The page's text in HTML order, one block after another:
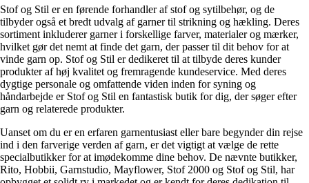
Stof og Stil er en førende forhandler af stof og sytilbehør, og de
tilbyder også et bredt udvalg af garner til strikning og hækling. Deres
sortiment inkluderer garner i forskellige farver, materialer og mærker,
hvilket gør det nemt at finde det garn, der passer til dit behov for at
vinde garn op. Stof og Stil er dedikeret til at tilbyde deres kunder
produkter af høj kvalitet og fremragende kundeservice. Med deres
dygtige personale og omfattende viden inden for syning og
håndarbejde er Stof og Stil en fantastisk butik for dig, der søger efter
garn og relaterede produkter.
Uanset om du er en erfaren garnentusiast eller bare begynder din rejse
ind i den farverige verden af garn, er det vigtigt at vælge de rette
specialbutikker for at imødekomme dine behov. De nævnte butikker,
Rito, Hobbii, Garnstudio, Mayflower, Stof 2000 og Stof og Stil, har